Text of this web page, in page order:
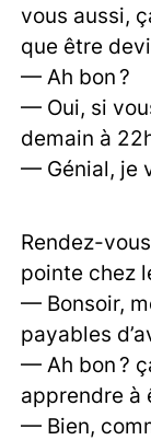
vous aussi,
que être
— Ah bon ?
— Oui, si
demain à
— Génial, je
Rendez-
pointe chez
— Bonsoir,
payables
— Ah bon ?
apprendre à
— Bien,